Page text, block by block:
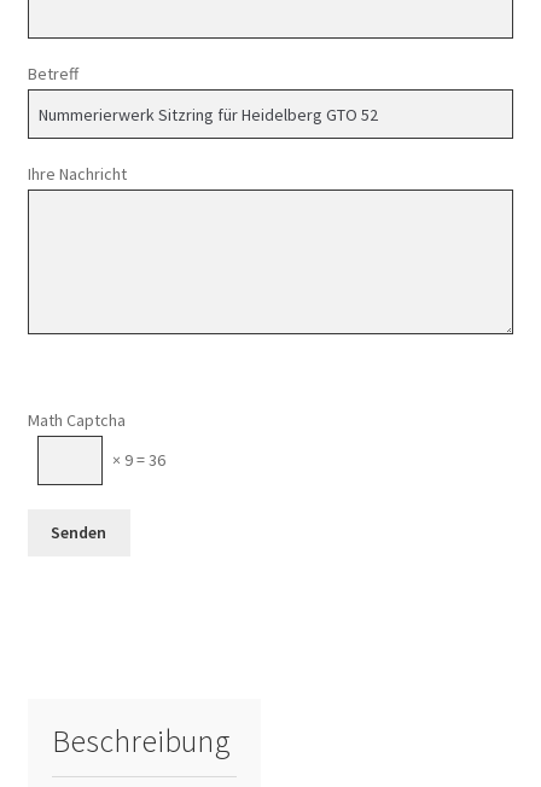
Betreff
Ihre Nachricht
Math Captcha
× 9 = 36
Beschreibung